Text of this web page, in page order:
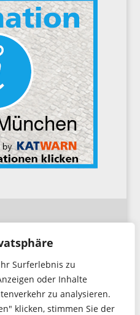
Surferlebnis zu
oder Inhalte
zu analysieren.
klicken, stimmen Sie der